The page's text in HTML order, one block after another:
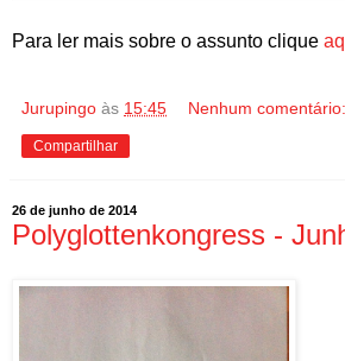
Para ler mais sobre o assunto clique
Jurupingo às 15:45 Nenhum comentário:
Compartilhar
26 de junho de 2014
Polyglottenkongress -